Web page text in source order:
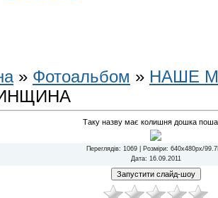
» Фотоальбом » НАШЕ
Таку назву має колишня дошка
Переглядів: 1069 | Розміри: 640x480px/
Дата: 16.09.2011